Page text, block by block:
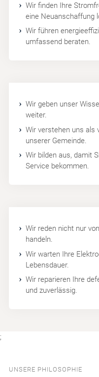
Wir finden Ihre
eine Neuanschaffung
Wir führen
umfassend beraten.
Wir geben unser
weiter.
Wir verstehen uns als
unserer Gemeinde.
Wir bilden aus, damit
Service bekommen.
Wir reden nicht nur
handeln.
Wir warten Ihre
Lebensdauer.
Wir reparieren Ihre
und zuverlässig.
;
UNSERE PHILOSOPHIE